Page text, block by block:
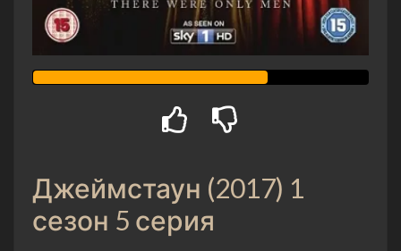
Джеймстаун (2017) 1
сезон 5 серия